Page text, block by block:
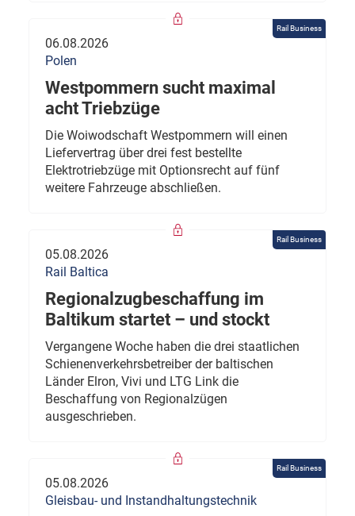
Rail Business
06.08.2026
Polen
Westpommern sucht maximal
acht Triebzüge
Die Woiwodschaft Westpommern will einen
Liefervertrag über drei fest bestellte
Elektrotriebzüge mit Optionsrecht auf fünf
weitere Fahrzeuge abschließen.
Rail Business
05.08.2026
Rail Baltica
Regionalzugbeschaffung im
Baltikum startet – und stockt
Vergangene Woche haben die drei staatlichen
Schienenverkehrsbetreiber der baltischen
Länder Elron, Vivi und LTG Link die
Beschaffung von Regionalzügen
ausgeschrieben.
Rail Business
05.08.2026
Gleisbau- und Instandhaltungstechnik